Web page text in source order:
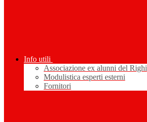
Info utili
Associazione ex alunni del Righi
Modulistica esperti esterni
Fornitori